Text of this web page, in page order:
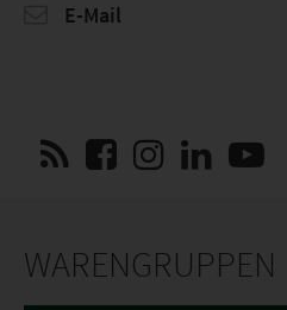
E-Mail
WARENGRUPPEN